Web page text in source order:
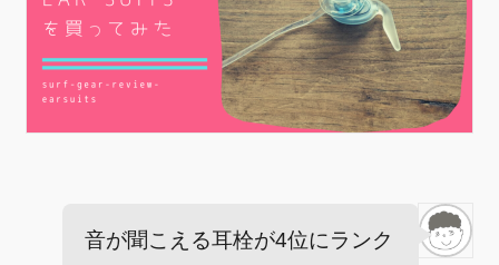
音が聞こえる耳栓が4位にランク